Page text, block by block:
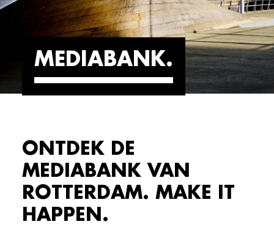
MEDIABANK
ONTDEK DE
MEDIABANK VAN
ROTTERDAM. MAKE IT
HAPPEN.